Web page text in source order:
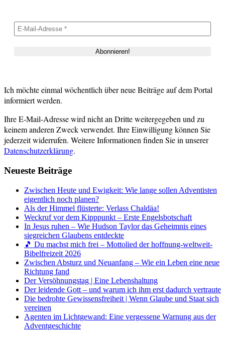
Ich möchte einmal wöchentlich über neue Beiträge auf dem Portal
informiert werden.
Ihre E-Mail-Adresse wird nicht an Dritte weitergegeben und zu
keinem anderen Zweck verwendet. Ihre Einwilligung können Sie
jederzeit widerrufen. Weitere Informationen finden Sie in unserer
Datenschutzerklärung.
Neueste Beiträge
Zwischen Heute und Ewigkeit: Wie lange sollen Adventisten
eigentlich noch planen?
Als der Himmel flüsterte: Verlass Chaldäa!
Weckruf vor dem Kipppunkt – Erste Engelsbotschaft
In Jesus ruhen – Wie Hudson Taylor das Geheimnis eines
siegreichen Glaubens entdeckte
🎵 Du machst mich frei – Mottolied der hoffnung-weltweit-
Bibelfreizeit 2026
Zwischen Absturz und Neuanfang – Wie ein Leben eine neue
Richtung fand
Der Versöhnungstag | Eine Lebenshaltung
Der leidende Gott – und warum ich ihm erst dadurch vertraute
Die bedrohte Gewissensfreiheit | Wenn Glaube und Staat sich
vereinen
Agenten im Lichtgewand: Eine vergessene Warnung aus der
Adventgeschichte